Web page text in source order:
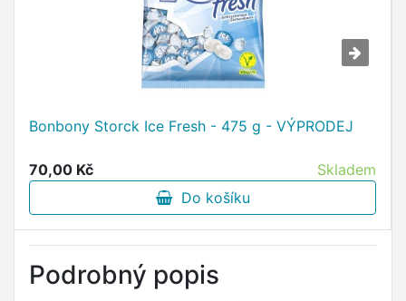
Bonbony Storck Ice Fresh - 475 g - VÝPRODEJ
70,00 Kč
Skladem
Do košíku
Podrobný popis